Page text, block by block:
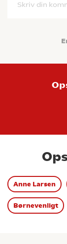
Skriv din
Anne Larsen
Børnevenligt